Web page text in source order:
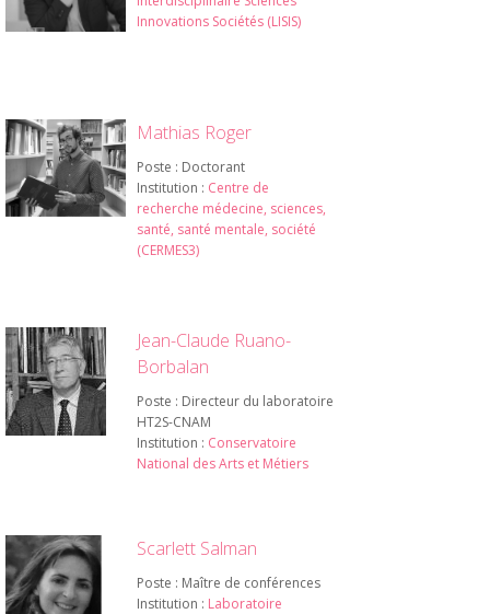
Innovations Sociétés (LISIS)
Mathias Roger
Poste : Doctorant
Institution : Centre de
recherche médecine, sciences,
santé, santé mentale, société
(CERMES3)
Jean-Claude Ruano-
Borbalan
Poste : Directeur du laboratoire
HT2S-CNAM
Institution : Conservatoire
National des Arts et Métiers
Scarlett Salman
Poste : Maître de conférences
Institution : Laboratoire